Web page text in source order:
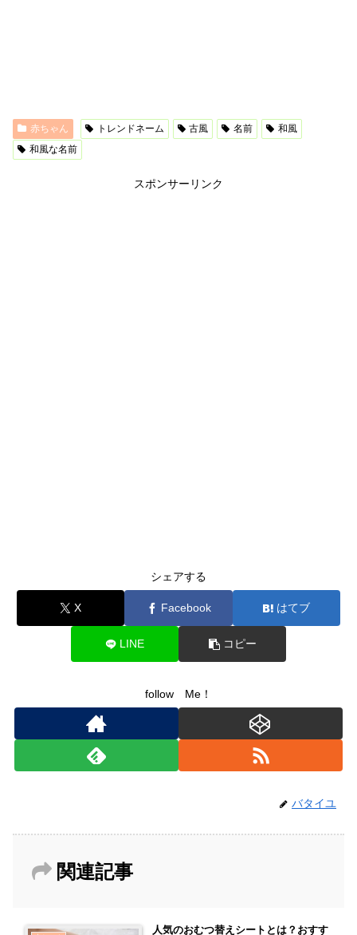
赤ちゃん トレンドネーム 古風 名前
和風
和風な名前
スポンサーリンク
シェアする
X Facebook はてブ
LINE コピー
follow Me！
バタイユ
関連記事
人気のおむつ替えシートとは？おすす